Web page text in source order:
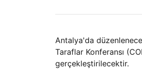
Antalya'da
Taraflar Konferansı
gerçekleştirilecektir.